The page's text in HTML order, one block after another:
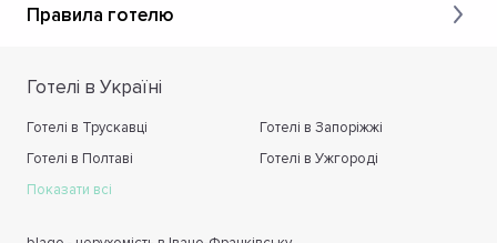
Правила готелю
Готелі в Україні
Готелі в Трускавці
Готелі в Запоріжжі
Готелі в Полтаві
Готелі в Ужгороді
Показати всі